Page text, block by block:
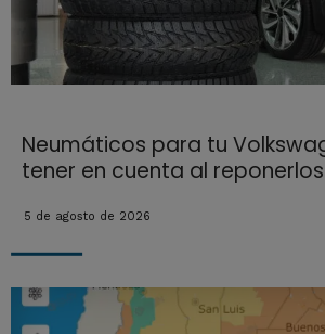
Neumáticos para tu
tener en cuenta al reponerlos
5 de agosto de 2026